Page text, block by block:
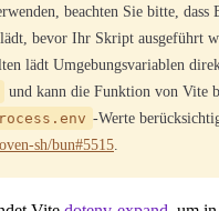
beachten Sie bitte, dass
bevor Ihr Skript ausgeführt
lädt Umgebungsvariablen
und kann die Funktion von Vite
-Werte
oven-sh/bun#5515.